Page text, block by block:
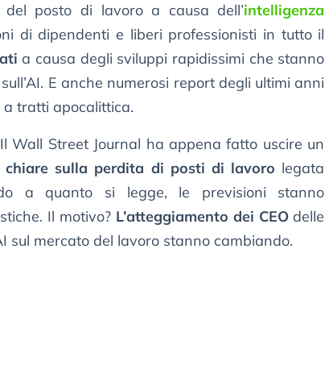
posto di lavoro a causa dell’intelligenza
di dipendenti e liberi professionisti in tutto il
a causa degli sviluppi rapidissimi che stanno
E anche numerosi report degli ultimi anni
tratti apocalittica.
Wall Street Journal ha appena fatto uscire un
chiare sulla perdita di posti di lavoro legata
a quanto si legge, le previsioni stanno
Il motivo? L’atteggiamento dei CEOdelle
sul mercato del lavoro stanno cambiando.